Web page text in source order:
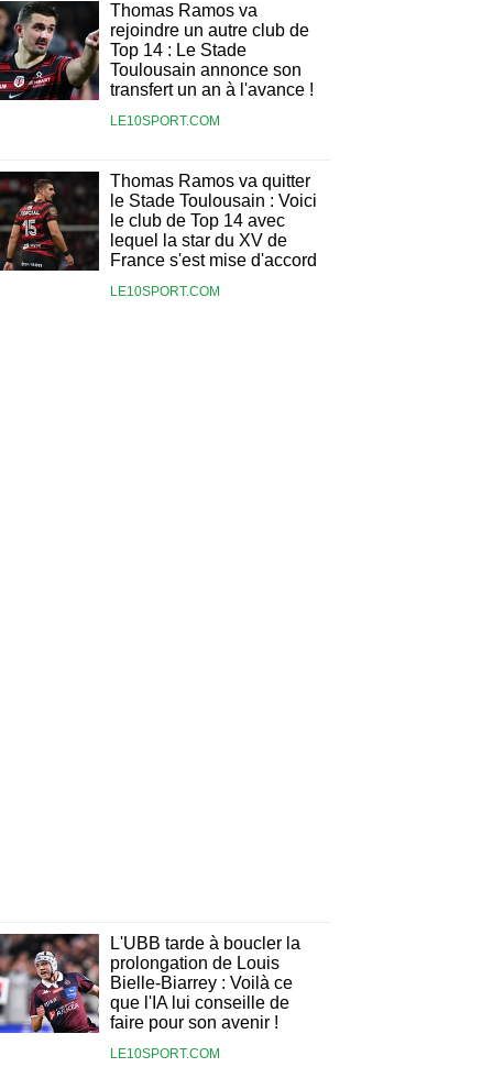
Thomas Ramos va
rejoindre un autre club de
Top 14 : Le Stade
Toulousain annonce son
transfert un an à l'avance !
LE10SPORT.COM
Thomas Ramos va quitter
le Stade Toulousain : Voici
le club de Top 14 avec
lequel la star du XV de
France s'est mise d'accord
LE10SPORT.COM
L'UBB tarde à boucler la
prolongation de Louis
Bielle-Biarrey : Voilà ce
que l'IA lui conseille de
faire pour son avenir !
LE10SPORT.COM